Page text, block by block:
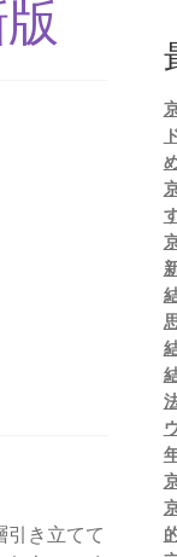
き立てて